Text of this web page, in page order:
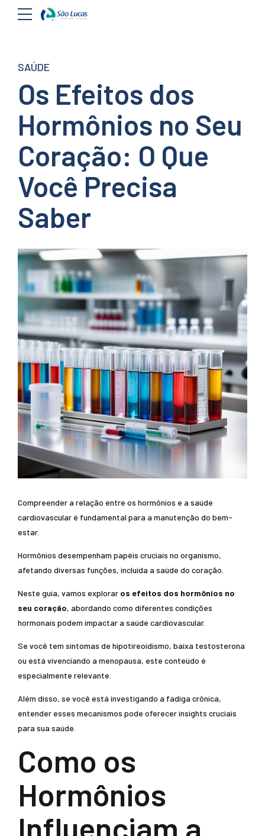
SAÚDE
Os Efeitos dos
Hormônios no Seu
Coração: O Que
Você Precisa
Saber
Compreender a relação entre os hormônios e a saúde
cardiovascular é fundamental para a manutenção do bem-
estar.
Hormônios desempenham papéis cruciais no organismo,
afetando diversas funções, incluída a saúde do coração.
Neste guia, vamos explorar os efeitos dos hormônios no
seu coração, abordando como diferentes condições
hormonais podem impactar a saúde cardiovascular.
Se você tem sintomas de hipotireoidismo, baixa testosterona
ou está vivenciando a menopausa, este conteúdo é
especialmente relevante.
Além disso, se você está investigando a fadiga crônica,
entender esses mecanismos pode oferecer insights cruciais
para sua saúde.
Como os
Hormônios
Influenciam a